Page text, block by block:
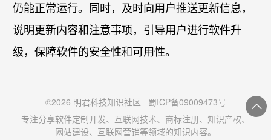
仍能正常运行。同时，及时向用户推送更新信息，
说明更新内容和注意事项，引导用户进行软件升
级，保障软件的安全性和可用性。
©2026 明君科技知识社区 蜀ICP备09009473号
专注分享软件定制开发、互联网技术、商标注册、知识产权、
网站建设、互联网营销等领域的知识内容。